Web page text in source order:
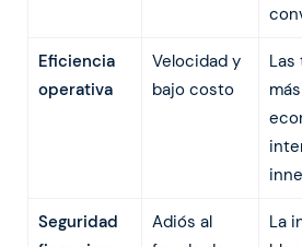
Eficiencia
operativa
Velocidad y
bajo costo
Seguridad
Adiós al
La